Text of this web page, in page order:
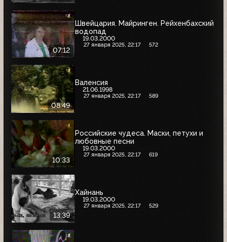
07:12
Швейцария. Майринген. Рейхенбахский
водопад
19.03.2000
27 января 2025, 22:17 572
08:49
Валенсия
21.06.1998
27 января 2025, 22:17 589
10:33
Российские чудеса. Маски, петухи и
любовные песни
19.03.2000
27 января 2025, 22:17 619
13:39
Хайнань
19.03.2000
27 января 2025, 22:17 529